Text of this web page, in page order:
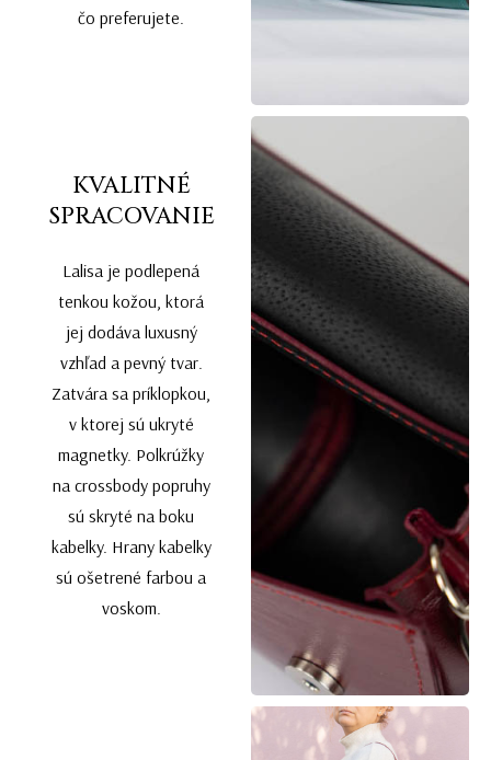
čo preferujete.
KVALITNÉ
SPRACOVANIE
Lalisa je podlepená
tenkou kožou, ktorá
jej dodáva luxusný
vzhľad a pevný tvar.
Zatvára sa príklopkou,
v ktorej sú ukryté
magnetky. Polkrúžky
na crossbody popruhy
sú skryté na boku
kabelky. Hrany kabelky
sú ošetrené farbou a
voskom.